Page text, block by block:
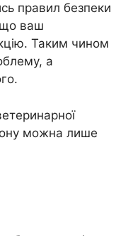
правил безпеки
що ваш
Таким чином
а
можна лише